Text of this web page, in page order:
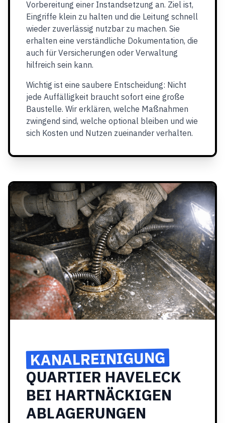
Vorbereitung einer Instandsetzung an. Ziel ist,
Eingriffe klein zu halten und die Leitung schnell
wieder zuverlässig nutzbar zu machen. Sie
erhalten eine verständliche Dokumentation, die
auch für Versicherungen oder Verwaltung
hilfreich sein kann.
Wichtig ist eine saubere Entscheidung: Nicht
jede Auffälligkeit braucht sofort eine große
Baustelle. Wir erklären, welche Maßnahmen
zwingend sind, welche optional bleiben und wie
sich Kosten und Nutzen zueinander verhalten.
KANALREINIGUNG
QUARTIER HAVELECK
BEI HARTNÄCKIGEN
ABLAGERUNGEN